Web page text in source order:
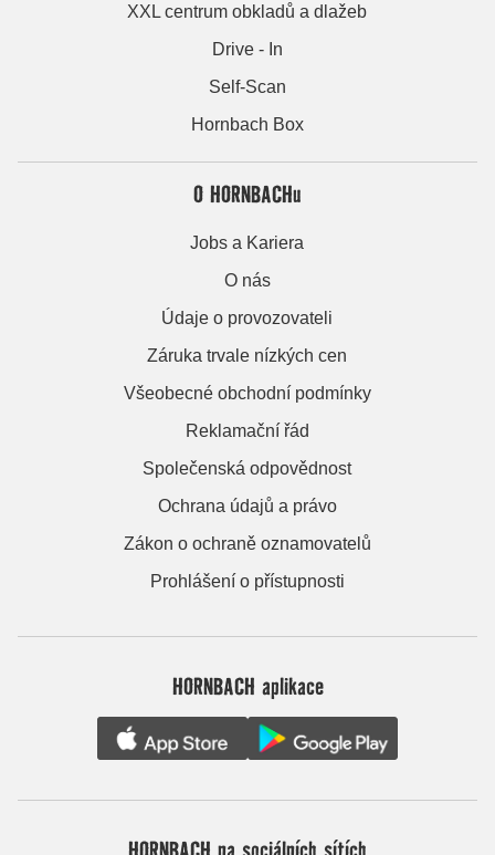
XXL centrum obkladů a dlažeb
Drive - In
Self-Scan
Hornbach Box
O HORNBACHu
Jobs a Kariera
O nás
Údaje o provozovateli
Záruka trvale nízkých cen
Všeobecné obchodní podmínky
Reklamační řád
Společenská odpovědnost
Ochrana údajů a právo
Zákon o ochraně oznamovatelů
Prohlášení o přístupnosti
HORNBACH aplikace